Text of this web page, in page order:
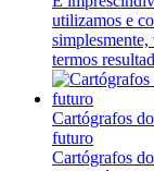
utilizamos e
simplesmente,
termos
Cartógrafos
futuro
Cartógrafos